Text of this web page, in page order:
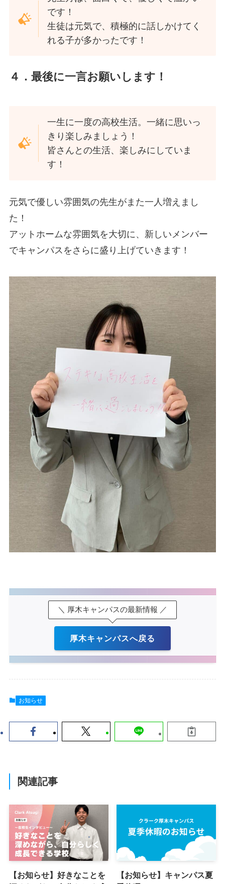
です！
生徒は元気で、積極的に話しかけてく
れる子が多かったです！
４．最後に一言お願いします！
一生に一度の高校生活。一緒に思いっ
きり楽しみましょう！
皆さんとの生活、楽しみにしていま
す！
元気で優しい雰囲気の先生がまた一人増えまし
た！
アットホームな雰囲気を大切に、新しいメンバー
でキャンパスをさらに盛り上げていきます！
＼ 厚木キャンパスの最新情報 ／
厚木キャンパスへ戻る
お知らせ
関連記事
【お知らせ】好きなことを
【お知らせ】キャンパス夏